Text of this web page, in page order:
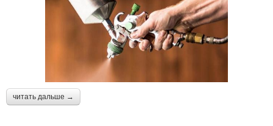
читать дальше →